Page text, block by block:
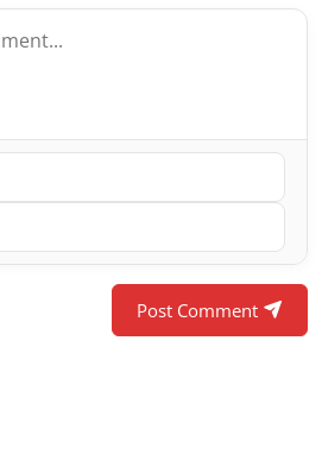
Post Comment